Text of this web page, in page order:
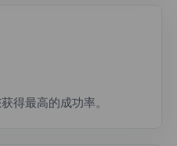
得最高的成功率。